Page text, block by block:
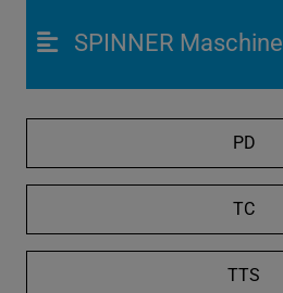
SPINNER Maschine
PD
TC
TTS